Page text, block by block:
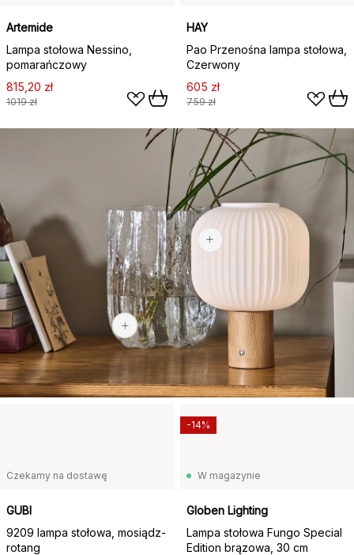
Artemide
Lampa stołowa Nessino,
pomarańczowy
815,20 zł
1019 zł
HAY
Pao Przenośna lampa stołowa,
Czerwony
605 zł
759 zł
405,30 zł
1510 zł
Czekamy na dostawę
GUBI
9209 lampa stołowa, mosiądz-
rotang
W magazynie
Globen Lighting
Lampa stołowa Fungo Special
Edition brązowa, 30 cm
-14%